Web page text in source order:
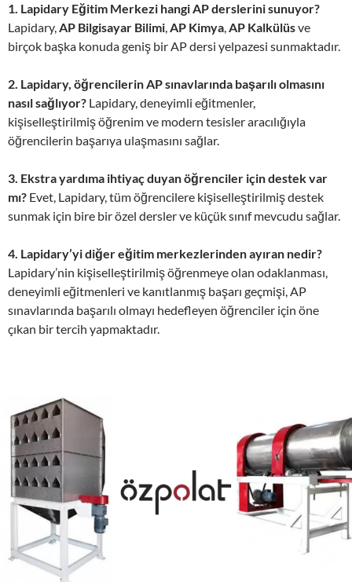
1. Lapidary Eğitim Merkezi hangi AP derslerini sunuyor?
Lapidary,AP Bilgisayar Bilimi,AP Kimya,AP Kalkülüsve
birçok başka konuda geniş bir AP dersi yelpazesi sunmaktadır.
2. Lapidary, öğrencilerin AP sınavlarında başarılı olmasını
nasıl sağlıyor? Lapidary, deneyimli eğitmenler,
kişiselleştirilmiş öğrenim ve modern tesisler aracılığıyla
öğrencilerin başarıya ulaşmasını sağlar.
3. Ekstra yardıma ihtiyaç duyan öğrenciler için destek var
mı? Evet, Lapidary, tüm öğrencilere kişiselleştirilmiş destek
sunmak için bire bir özel dersler ve küçük sınıf mevcudu sağlar.
4. Lapidary’yi diğer eğitim merkezlerinden ayıran nedir?
Lapidary’nin kişiselleştirilmiş öğrenmeye olan odaklanması,
deneyimli eğitmenleri ve kanıtlanmış başarı geçmişi, AP
sınavlarında başarılı olmayı hedefleyen öğrenciler için öne
çıkan bir tercih yapmaktadır.